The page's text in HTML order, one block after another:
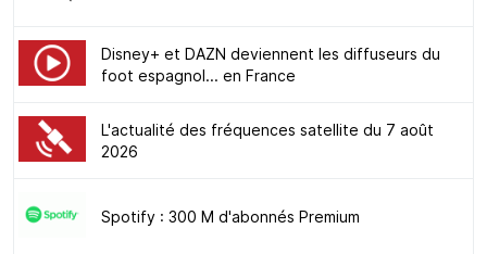
Disney+ et DAZN deviennent les diffuseurs du
foot espagnol... en France
L'actualité des fréquences satellite du 7 août
2026
Spotify : 300 M d'abonnés Premium